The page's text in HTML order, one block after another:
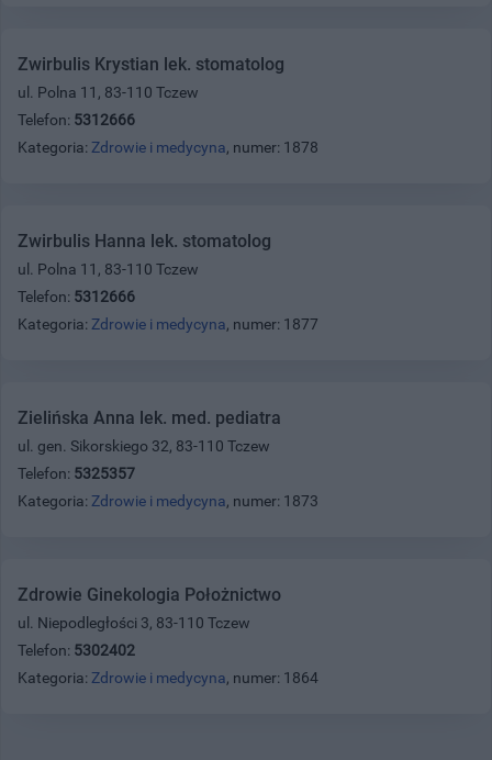
Zwirbulis Krystian lek. stomatolog
ul. Polna 11, 83-110 Tczew
Telefon: 5312666
Kategoria: Zdrowie i medycyna, numer: 1878
Zwirbulis Hanna lek. stomatolog
ul. Polna 11, 83-110 Tczew
Telefon: 5312666
Kategoria: Zdrowie i medycyna, numer: 1877
Zielińska Anna lek. med. pediatra
ul. gen. Sikorskiego 32, 83-110 Tczew
Telefon: 5325357
Kategoria: Zdrowie i medycyna, numer: 1873
Zdrowie Ginekologia Położnictwo
ul. Niepodległości 3, 83-110 Tczew
Telefon: 5302402
Kategoria: Zdrowie i medycyna, numer: 1864